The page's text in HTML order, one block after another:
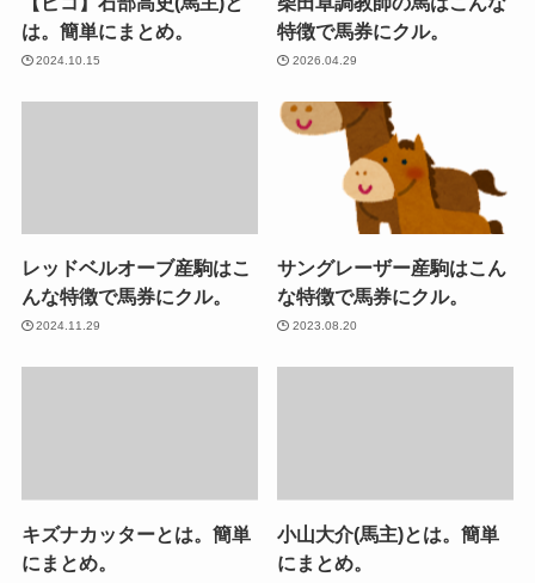
は。簡単にまとめ。
2024.10.15
特徴で馬券にクル。
2026.04.29
レッドベルオーブ産駒はこ
んな特徴で馬券にクル。
2024.11.29
サングレーザー産駒はこん
な特徴で馬券にクル。
2023.08.20
キズナカッターとは。簡単
にまとめ。
小山大介(馬主)とは。簡単
にまとめ。